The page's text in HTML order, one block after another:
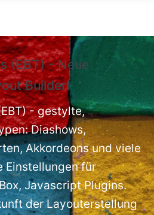
(EBT) - Neue
Builder❗
- gestylte,
Diashows,
Akkordeons und viele
Einstellungen für
Javascript Plugins.
der Layouterstellung